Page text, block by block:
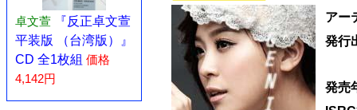
卓文萱
『反正卓文萱
平装版 （台湾版）』
CD 全1枚組 価格
4,142円
アー
発行
発売